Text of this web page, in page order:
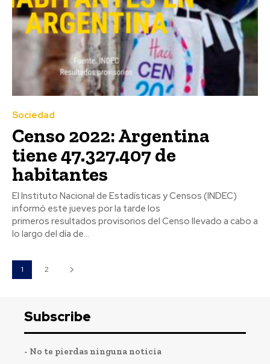
Sociedad
Censo 2022: Argentina
tiene 47.327.407 de
habitantes
El Instituto Nacional de Estadísticas y Censos (INDEC)
informó este jueves por la tarde los
primeros resultados provisorios del Censo llevado a cabo a
lo largo del día de...
1 2
Subscribe
- No te pierdas ninguna noticia